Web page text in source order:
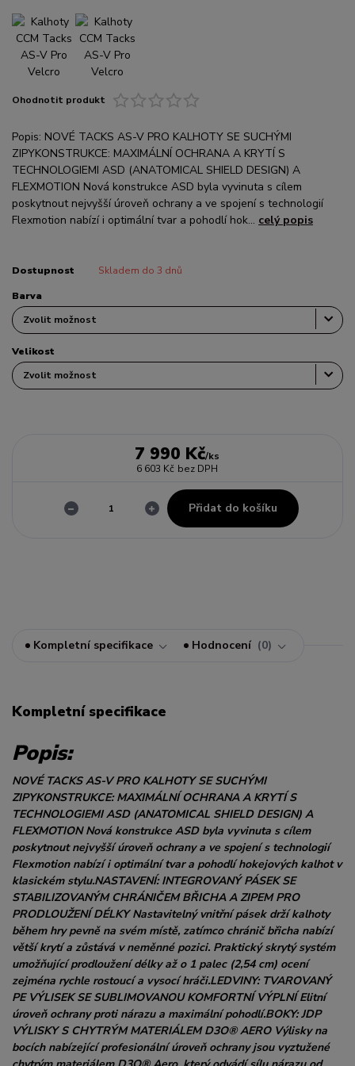
Ohodnotit produkt
Popis: NOVÉ TACKS AS-V PRO KALHOTY SE SUCHÝMI
ZIPYKONSTRUKCE: MAXIMÁLNÍ OCHRANA A KRYTÍ S
TECHNOLOGIEMI ASD (ANATOMICAL SHIELD DESIGN) A
FLEXMOTION Nová konstrukce ASD byla vyvinuta s cílem
poskytnout nejvyšší úroveň ochrany a ve spojení s technologií
Flexmotion nabízí i optimální tvar a pohodlí hok... celý popis
Dostupnost Skladem do 3 dnů
Barva
Velikost
7 990 Kč/ks
6 603 Kč bez DPH
Přidat do košíku
Kompletní specifikace Hodnocení 0
Kompletní specifikace
Popis:
NOVÉ TACKS AS-V PRO KALHOTY SE SUCHÝMI
ZIPYKONSTRUKCE: MAXIMÁLNÍ OCHRANA A KRYTÍ S
TECHNOLOGIEMI ASD (ANATOMICAL SHIELD DESIGN) A
FLEXMOTION Nová konstrukce ASD byla vyvinuta s cílem
poskytnout nejvyšší úroveň ochrany a ve spojení s technologií
Flexmotion nabízí i optimální tvar a pohodlí hokejových kalhot v
klasickém stylu.NASTAVENÍ: INTEGROVANÝ PÁSEK SE
STABILIZOVANÝM CHRÁNIČEM BŘICHA A ZIPEM PRO
PRODLOUŽENÍ DÉLKY Nastavitelný vnitřní pásek drží kalhoty
během hry pevně na svém místě, zatímco chránič břicha nabízí
větší krytí a zůstává v neměnné pozici. Praktický skrytý systém
umožňující prodloužení délky až o 1 palec (2,54 cm) ocení
zejména rychle rostoucí a vysocí hráči.LEDVINY: TVAROVANÝ
PE VÝLISEK SE SUBLIMOVANOU KOMFORTNÍ VÝPLNÍ Elitní
úroveň ochrany proti nárazu a maximální pohodlí.BOKY: JDP
VÝLISKY S CHYTRÝM MATERIÁLEM D3O® AERO Výlisky na
bocích nabízející profesionální úroveň ochrany jsou vyztužené